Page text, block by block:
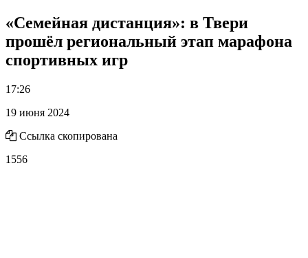
«Семейная дистанция»: в Твери
прошёл региональный этап марафона
спортивных игр
17:26
19 июня 2024
Ссылка скопирована
1556